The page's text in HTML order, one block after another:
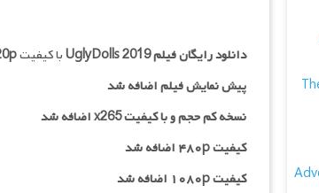
دانلود رایگان فیلمUglyDolls 2019با کیفیت
پیش نمایش فیلم اضافه شد
نسخه کم حجم و با کیفیت x265 اضافه شد
کیفیت ۴۸۰p اضافه شد
کیفیت ۱۰۸۰p اضافه شد